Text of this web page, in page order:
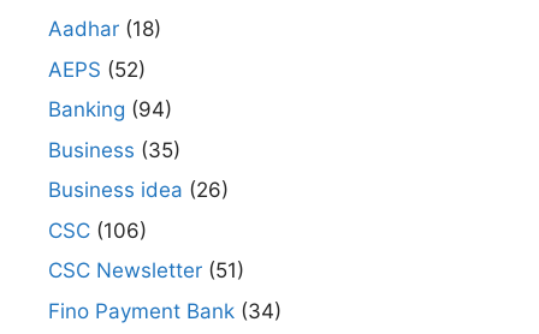
Aadhar (18)
AEPS (52)
Banking (94)
Business (35)
Business idea (26)
CSC (106)
CSC Newsletter (51)
Fino Payment Bank (34)